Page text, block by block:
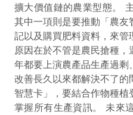
擴大價值鏈的農業型態。 主委陳保基提出多項新政策，
其中一項則是要推動「農
記以及購買肥料資料，來
原因在於不管是農民搶種
年都要上演農產品生產過
改善長久以來都解決不了
智慧卡」，要結合作物種
掌握所有生產資訊。 未來這張農友IC卡將能非常清楚地